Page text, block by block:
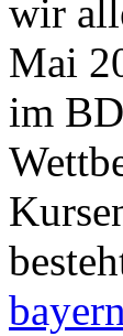
wir
Mai
im